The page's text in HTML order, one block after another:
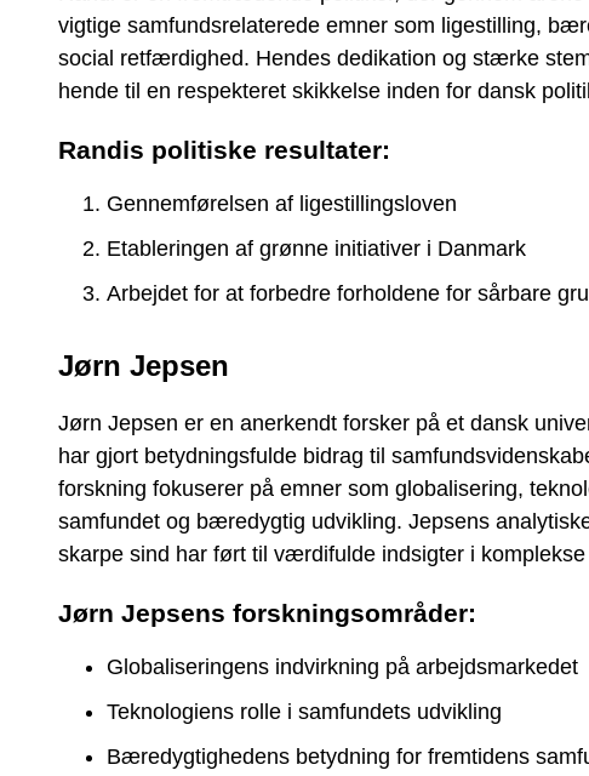
vigtige samfundsrelaterede emner som ligestilling,
social retfærdighed. Hendes dedikation og stærke
hende til en respekteret skikkelse inden for dansk
Randis politiske resultater:
Gennemførelsen af ligestillingsloven
Etableringen af grønne initiativer i Danmark
Arbejdet for at forbedre forholdene for sårbare
Jørn Jepsen
Jørn Jepsen er en anerkendt forsker på et dansk
har gjort betydningsfulde bidrag til
forskning fokuserer på emner som globalisering,
samfundet og bæredygtig udvikling. Jepsens
skarpe sind har ført til værdifulde indsigter i
Jørn Jepsens forskningsområder:
Globaliseringens indvirkning på arbejdsmarkedet
Teknologiens rolle i samfundets udvikling
Bæredygtighedens betydning for fremtidens